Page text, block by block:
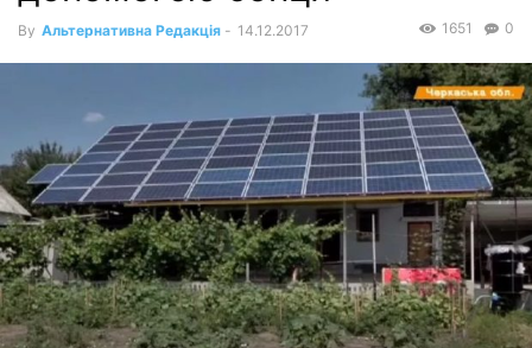
By Альтернативна Редакція - 14.12.2017 0
1651